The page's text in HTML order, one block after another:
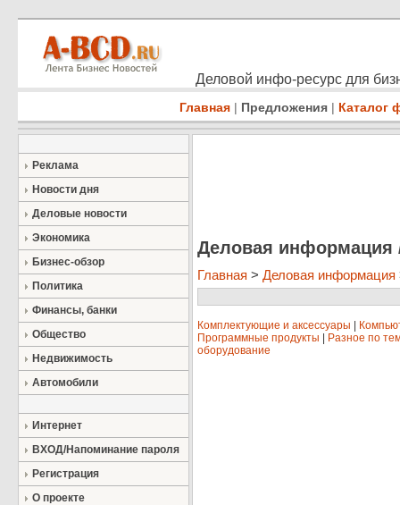
Деловой инфо-ресурс для
Главная | Предложения | Каталог
Реклама
Новости дня
Деловые новости
Экономика
Бизнес-обзор
Политика
Финансы, банки
Общество
Недвижимость
Автомобили
Интернет
ВХОД/Напоминание пароля
Регистрация
О проекте
Деловая
Главная > Деловая информация
Комплектующие и аксессуары
Программные продукты
Разное по
оборудование